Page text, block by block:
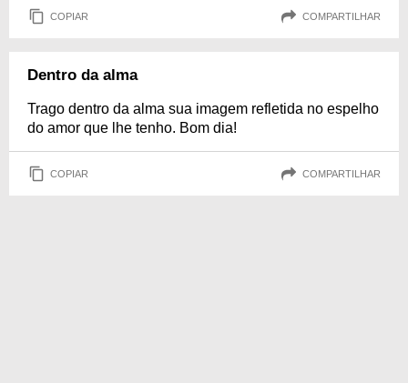
COPIAR COMPARTILHAR
Dentro da alma
Trago dentro da alma sua imagem refletida no espelho
do amor que lhe tenho. Bom dia!
COPIAR COMPARTILHAR